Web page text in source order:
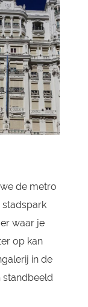
de metro
stadspark
waar je
op kan
in de
standbeeld